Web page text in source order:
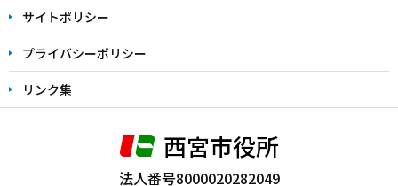
サイトポリシー
プライバシーポリシー
リンク集
西宮市役所
法人番号8000020282049